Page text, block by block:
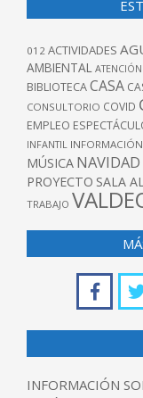
012 ACTIVIDADES
AMBIENTAL ATENCIÓN
BIBLIOTECACASA
CONSULTORIO COVID
EMPLEO
INFANTIL INFORMACIÓN
MÚSICA NAVIDAD
PROYECTO SALA
TRABAJO
INFORMACIÓN